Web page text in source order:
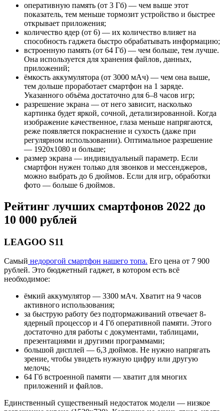
оперативную память (от 3 Гб) — чем выше этот
показатель, тем меньше тормозит устройство и быстрее
открывает приложения;
количество ядер (от 6) — их количество влияет на
способность гаджета быстро обрабатывать информацию;
встроенную память (от 64 Гб) — чем больше, тем лучше.
Она используется для хранения файлов, данных,
приложений;
ёмкость аккумулятора (от 3000 мАч) — чем она выше,
тем дольше проработает смартфон на 1 заряде.
Указанного объёма достаточно для 6–8 часов игр;
разрешение экрана — от него зависит, насколько
картинка будет яркой, сочной, детализированной. Когда
изображение качественное, глаза меньше напрягаются,
реже появляется покраснение и сухость (даже при
регулярном использовании). Оптимальное разрешение
— 1920x1080 и больше;
размер экрана — индивидуальный параметр. Если
смартфон нужен только для звонков и мессенджеров,
можно выбрать до 6 дюймов. Если для игр, обработки
фото — больше 6 дюймов.
Рейтинг лучших смартфонов 2022 до
10 000 рублей
LEAGOO S11
Самый недорогой смартфон нашего топа. Его цена от 7 900
рублей. Это бюджетный гаджет, в котором есть всё
необходимое:
ёмкий аккумулятор — 3300 мАч. Хватит на 9 часов
активного использования;
за быструю работу без подтормаживаний отвечает 8-
ядерный процессор и 4 Гб оперативной памяти. Этого
достаточно для работы с документами, таблицами,
презентациями и другими программами;
большой дисплей — 6,3 дюймов. Не нужно напрягать
зрение, чтобы увидеть нужную цифру или другую
мелочь;
64 Гб встроенной памяти — хватит для многих
приложений и файлов.
Единственный существенный недостаток модели — низкое